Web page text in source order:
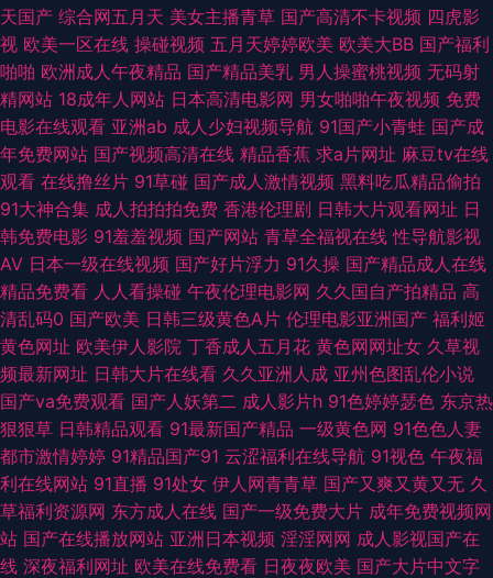
91HDavav在线 三级黄视频在线 九色福利探花视频 麻豆国产精品久久 国产
这里只有久久 超碰人人操 a级性交片 91入在线观看 微拍福利视频117 阿V中
文资源在线 黑人性爱网站 美日韩三极 日日韩日韩日韩AV 97超级视频 九九
国产 婷婷精品视频二区三区 91成人版下载 操操网站91 狠狠操狠狠撸 欧美性
交精品视频大全 性欧美第一页 91福利网在线免费 91网站在线观看免费 极品
御姐内射吃瓜 熟女资源库 AV五码 欧美成人多人免费 五月天肏屄网站 91TV
是什么 91男人影院 97视频在线激情观看 豆花视频在线网址 男女上床视频 婷
婷妞妞基地 91福利社在线 91在线观看链接网站 丁香五月激情一本道 九九99
蜜桃视频 欧美亚洲私人 影视先锋免费看A片 91视频入口福利姬 九久爱肏屄
热水 综合福利导航 91新人视频 国产黑丝TV 久久午夜网欧美 日韩城人网站
天国产 综合网五月天 美女主播青草 国产高清不卡视频 四虎影
视 欧美一区在线 操碰视频 五月天婷婷欧美 欧美大BB 国产福利
啪啪 欧洲成人午夜精品 国产精品美乳 男人操蜜桃视频 无码射
精网站 18成年人网站 日本高清电影网 男女啪啪午夜视频 免费
电影在线观看 亚洲ab 成人少妇视频导航 91国产小青蛙 国产成
年免费网站 国产视频高清在线 精品香蕉 求a片网址 麻豆tv在线
观看 在线撸丝片 91草碰 国产成人激情视频 黑料吃瓜精品偷拍
91大神合集 成人拍拍拍免费 香港伦理剧 日韩大片观看网址 日
韩免费电影 91羞羞视频 国产网站 青草全福视在线 性导航影视
AV 日本一级在线视频 国产好片浮力 91久操 国产精品成人在线
精品免费看 人人看操碰 午夜伦理电影网 久久国自产拍精品 高
清乱码0 国产欧美 日韩三级黄色A片 伦理电影亚洲国产 福利姬
黄色网址 欧美伊人影院 丁香成人五月花 黄色网网址女 久草视
频最新网址 日韩大片在线看 久久亚洲人成 亚州色图乱伦小说
国产va免费观看 国产人妖第二 成人影片h 91色婷婷瑟色 东京热
狠狠草 日韩精品观看 91最新国产精品 一级黄色网 91色色人妻
都市激情婷婷 91精品国产91 云涩福利在线导航 91视色 午夜福
利在线网站 91直播 91处女 伊人网青青草 国产又爽又黄又无 久
草福利资源网 东方成人在线 国产一级免费大片 成年免费视频网
站 国产在线播放网站 亚洲日本视频 淫淫网网 成人影视国产在
线 深夜福利网址 欧美在线免费看 日夜夜欧美 国产大片中文字